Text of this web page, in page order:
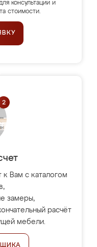
консультации и
стоимости.
Вам с каталогом
замеры,
расчёт
мебели.